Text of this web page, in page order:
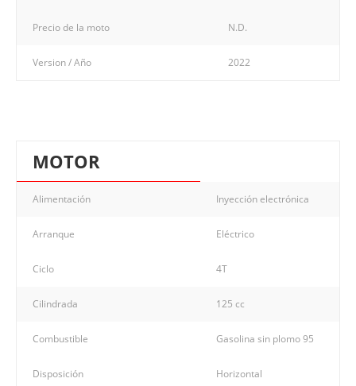
Precio de la moto N.D.
Version / Año 2022
MOTOR
Alimentación Inyección electrónica
Arranque Eléctrico
Ciclo 4T
Cilindrada 125 cc
Combustible Gasolina sin plomo 95
Disposición Horizontal